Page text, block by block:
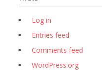
Log in
Entries feed
Comments feed
WordPress.org